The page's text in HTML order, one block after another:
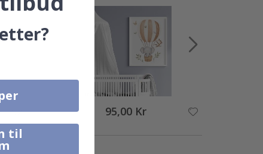
95,00 Kr
til